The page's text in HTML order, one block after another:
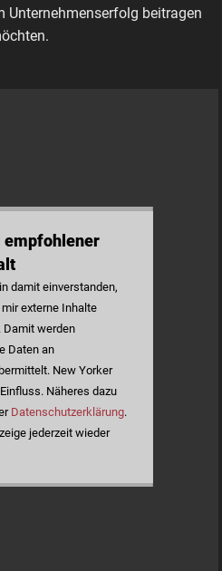
Unternehmenserfolg beitragen
empfohlener
damit einverstanden,
externe Inhalte
Damit werden
Daten an
New Yorker
Näheres dazu
Datenschutzerklärung.
jederzeit wieder